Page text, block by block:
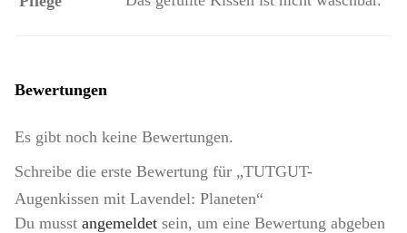
Bewertungen
Es gibt noch keine Bewertungen.
Schreibe die erste Bewertung für „TUTGUT-
Augenkissen mit Lavendel: Planeten“
Du musst angemeldet sein, um eine Bewertung abgeben